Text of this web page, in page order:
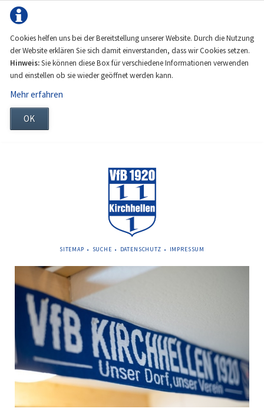
Cookies helfen uns bei der Bereitstellung unserer Website. Durch die Nutzung
der Website erklären Sie sich damit einverstanden, dass wir Cookies setzen.
Hinweis:Sie können diese Box für verschiedene Informationen verwenden
und einstellen ob sie wieder geöffnet werden kann.
Mehr erfahren
OK
NAVIGATION
SITEMAP SUCHE DATENSCHUTZ IMPRESSUM